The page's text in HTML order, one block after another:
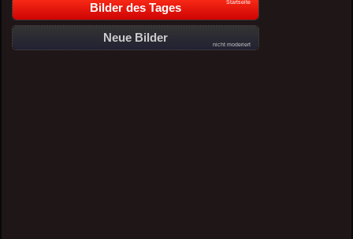
Bilder des Tages Startseite
Neue Bilder
nicht moderiert